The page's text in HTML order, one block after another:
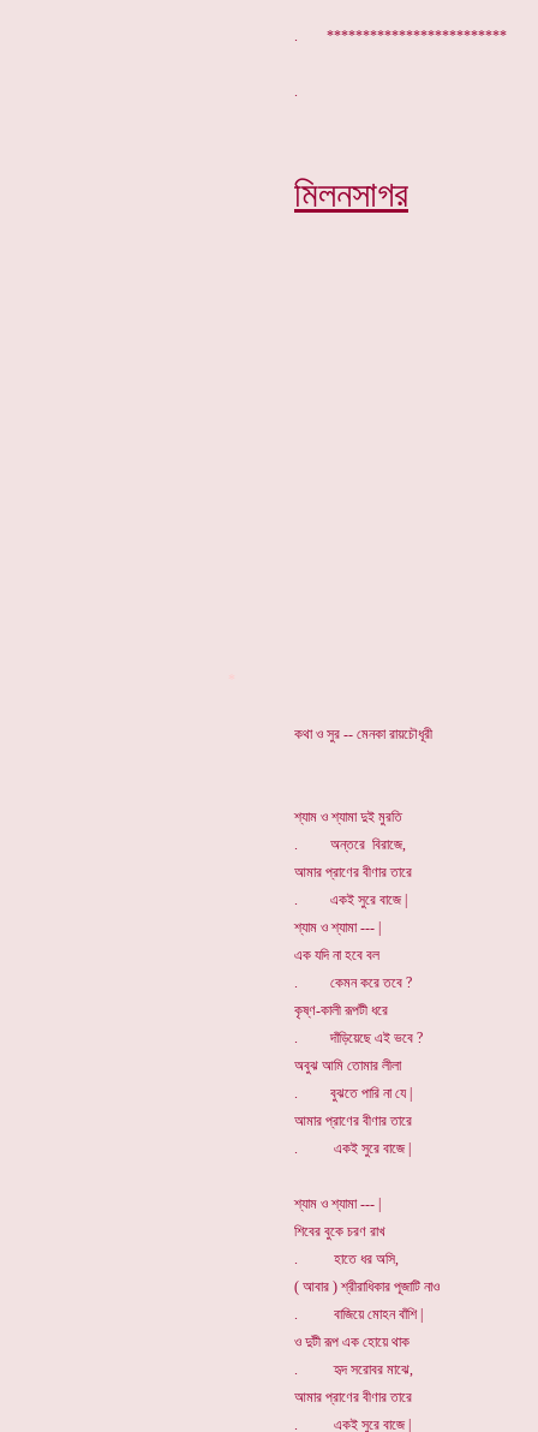
. *************************
মিলনসাগর
কথা ও সুর -- মেনকা রায়চৌধূরী
শ্যাম ও শ্যামা দুই মুরতি
. অন্তরে বিরাজে,
আমার প্রাণের বীণার তারে
. একই সুরে বাজে |
শ্যাম ও শ্যামা --- |
এক যদি না হবে বল
. কেমন করে তবে ?
কৃষ্ণ-কালী রূপটী ধরে
. দাঁড়িয়েছে এই ভবে ?
অবুঝ আমি তোমার লীলা
. বুঝতে পারি না যে |
আমার প্রাণের বীণার তারে
. একই সুরে বাজে |
শ্যাম ও শ্যামা --- |
শিবের বুকে চরণ রাখ
. হাতে ধর অসি,
( আবার ) শ্রীরাধিকার পূজাটি নাও
. বাজিয়ে মোহন বাঁশি |
ও দুটী রূপ এক হোয়ে থাক
. হৃদ সরোবর মাঝে,
আমার প্রাণের বীণার তারে
. একই সুরে বাজে |